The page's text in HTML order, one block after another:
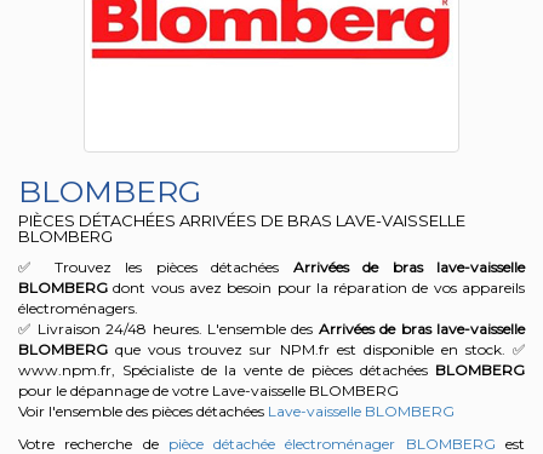
BLOMBERG
PIÈCES DÉTACHÉES ARRIVÉES DE BRAS LAVE-VAISSELLE
BLOMBERG
✅ Trouvez les pièces détachées Arrivées de bras lave-vaisselle
BLOMBERG dont vous avez besoin pour la réparation de vos appareils
électroménagers.
✅ Livraison 24/48 heures. L'ensemble des Arrivées de bras lave-vaisselle
BLOMBERG que vous trouvez sur NPM.fr est disponible en stock. ✅
www.npm.fr, Spécialiste de la vente de pièces détachées BLOMBERG
pour le dépannage de votre Lave-vaisselle BLOMBERG
Voir l'ensemble des pièces détachées Lave-vaisselle BLOMBERG
Votre recherche de pièce détachée électroménager BLOMBERG est